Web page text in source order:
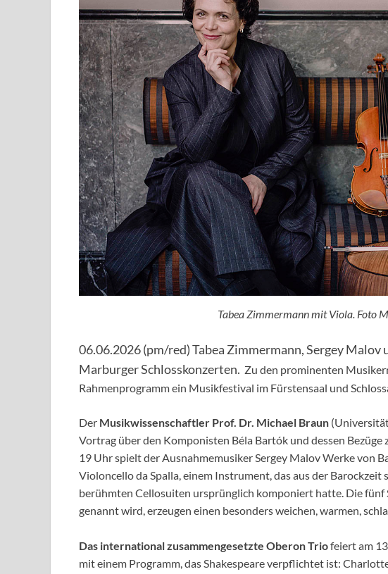
Tabea Zimmermann mit Viola. Foto
06.06.2026 (pm/red) Tabea Zimmermann, Sergey Malov
Marburger Schlosskonzerten. Zu den prominenten
Rahmenprogramm ein Musikfestival im Fürstensaal und
Der Musikwissenschaftler Prof. Dr. Michael Braun
Vortrag über den Komponisten Béla Bartók und dessen Bezüge
19 Uhr spielt der Aus­nahme­musiker Sergey Malov Werke von
Violoncello da Spalla, einem Instrument, das aus der Barockzeit
berühmten Cellosuiten ursprünglich komponiert hatte. Die fünf
genannt wird, erzeugen einen besonders weichen, warmen,
Das international zusammengesetzte Oberon Triofeiert am
mit einem Programm, das Shakespeare verpflichtet ist: